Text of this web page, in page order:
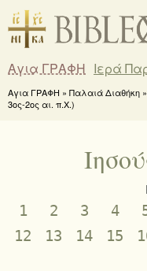
Αγια ΓΡΑΦΗ Ιερά
Αγια ΓΡΑΦΗ » Παλαιά Διαθήκη
3ος-2ος αι. π.Χ.)
1 2 3 4
12
13 14 15